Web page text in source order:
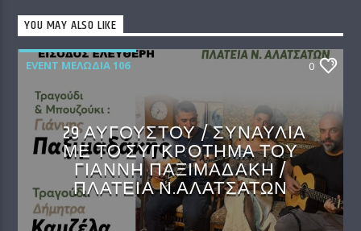
YOU MAY ALSO LIKE
EVENT ΜΕΛΩΔΊΑ 106 0
29 ΑΥΓΟΥΣΤΟΥ / ΣΥΝΑΥΛΙΑ
ΜΕ ΤΟ ΣΥΓΚΡΟΤΗΜΑ ΤΟΥ
ΓΙΑΝΝΗ ΠΑΞΙΜΑΔΑΚΗ /
ΠΛΑΤΕΙΑ Ν.ΑΛΑΤΣΑΤΩΝ